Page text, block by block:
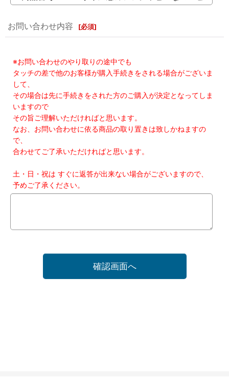
お問い合わせ内容 [必須]
※お問い合わせのやり取りの途中でも
タッチの差で他のお客様が購入手続きをされる場合がございま
して、
その場合は先に手続きをされた方のご購入が決定となってしま
いますので
その旨ご理解いただければと思います。
なお、お問い合わせに依る商品の取り置きは致しかねますの
で、
合わせてご了承いただければと思います。
土・日・祝は すぐに返答が出来ない場合がございますので、
予めご了承ください。
確認画面へ